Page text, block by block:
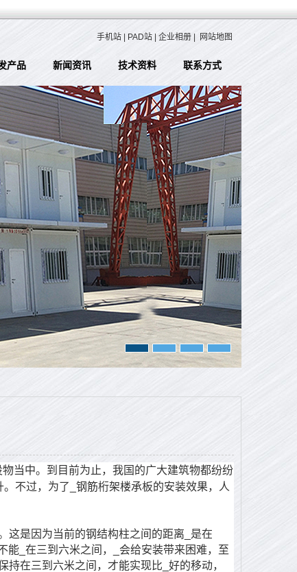
手机站 PAD站 企业相册 网站地图
产品 新闻资讯 技术资料 联系方式
当中。到目前为止，我国的广大建筑物都纷纷
不过，为了_钢筋桁架楼承板的安装效果，人
这是因为当前的钢结构柱之间的距离_是在
能_在三到六米之间，_会给安装带来困难，至
在三到六米之间，才能实现比_好的移动，